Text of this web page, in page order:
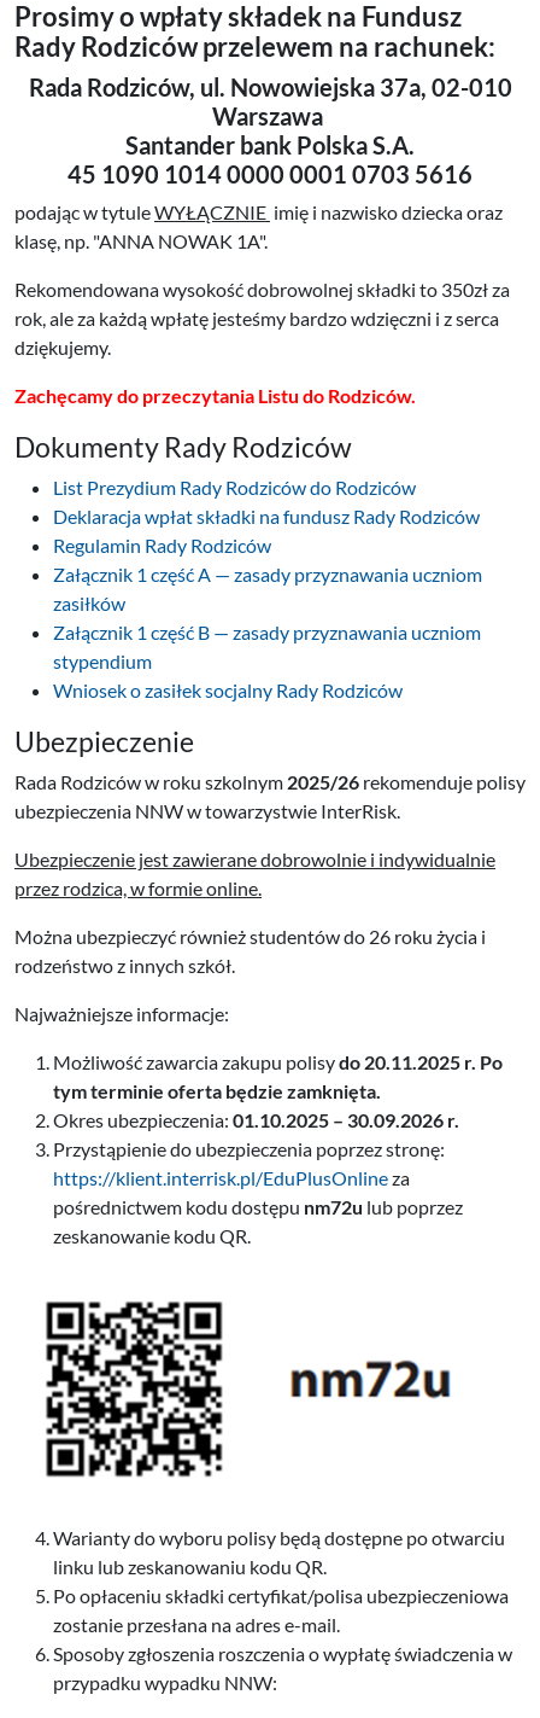
Prosimy o wpłaty składek na Fundusz
Rady Rodziców przelewem na rachunek:
Rada Rodziców, ul. Nowowiejska 37a, 02-010
Warszawa
Santander bank Polska S.A.
45 1090 1014 0000 0001 0703 5616
podając w tytuleWYŁĄCZNIE imię i nazwisko dziecka oraz
klasę, np. "ANNA NOWAK 1A".
Rekomendowana wysokość dobrowolnej składki to 350zł za
rok, ale za każdą wpłatę jesteśmy bardzo wdzięczni i z serca
dziękujemy.
Zachęcamy do przeczytania Listu do Rodziców.
Dokumenty Rady Rodziców
List Prezydium Rady Rodziców do Rodziców
Deklaracja wpłat składki na fundusz Rady Rodziców
Regulamin Rady Rodziców
Załącznik 1 część A — zasady przyznawania uczniom
zasiłków
Załącznik 1 część B — zasady przyznawania uczniom
stypendium
Wniosek o zasiłek socjalny Rady Rodziców
Ubezpieczenie
Rada Rodziców w roku szkolnym 2025/26 rekomenduje polisy
ubezpieczenia NNW w towarzystwie InterRisk.
Ubezpieczenie jest zawierane dobrowolnie i indywidualnie
przez rodzica, w formie online.
Można ubezpieczyć również studentów do 26 roku życia i
rodzeństwo z innych szkół.
Najważniejsze informacje:
Możliwość zawarcia zakupu polisydo 20.11.2025 r. Po
tym terminie oferta będzie zamknięta.
Okres ubezpieczenia: 01.10.2025 – 30.09.2026 r.
Przystąpienie do ubezpieczenia poprzez stronę:
https://klient.interrisk.pl/EduPlusOnlineza
pośrednictwem kodu dostępu nm72u lub poprzez
zeskanowanie kodu QR.
Warianty do wyboru polisy będą dostępne po otwarciu
linku lub zeskanowaniu kodu QR.
Po opłaceniu składki certyfikat/polisa ubezpieczeniowa
zostanie przesłana na adres e-mail.
Sposoby zgłoszenia roszczenia o wypłatę świadczenia w
przypadku wypadku NNW: